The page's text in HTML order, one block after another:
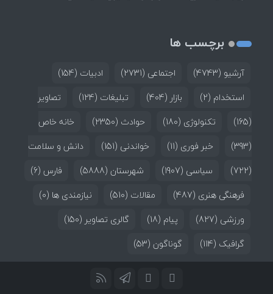
برچسب ها
آرشیو (4743) اجتماعی (2731) ادبیات (154)
استخدام (2) بازار (404) تبلیغات (124)
تصاویر
(165)
تکنولوژی (180) حوادث (2350)
خانه خاص
(393)
خبر فوری (11) خواندنی (151)
دانش و سلامت
(722)
سیاسی (1907) شهرستان (5888) فارس (6)
فرهنگی هنری (487) مقالات (510) نیازمندی ها (0)
ورزشی (827) پیام (18) گالری تصاویر (150)
گرافیک (114) گوناگون (53)